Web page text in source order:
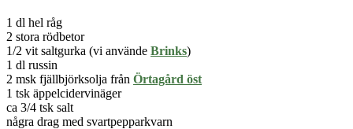
1 dl hel råg
2 stora rödbetor
1/2 vit saltgurka (vi använde Brinks)
1 dl russin
2 msk fjällbjörksolja från Örtagård öst
1 tsk äppelcidervinäger
ca 3/4 tsk salt
några drag med svartpepparkvarn